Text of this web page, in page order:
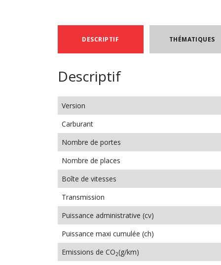
DESCRIPTIF THÉMATIQUES
Descriptif
Version
Carburant
Nombre de portes
Nombre de places
Boîte de vitesses
Transmission
Puissance administrative (cv)
Puissance maxi cumulée (ch)
Emissions de CO2(g/km)